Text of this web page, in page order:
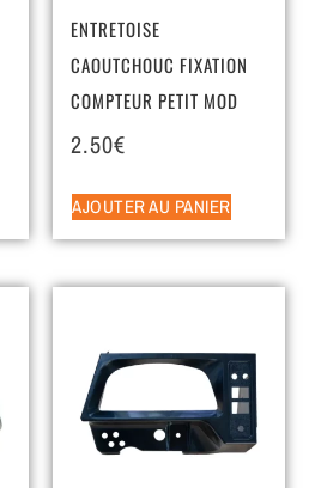
ENTRETOISE
CAOUTCHOUC FIXATION
COMPTEUR PETIT MOD
2.50€
AJOUTER AU PANIER